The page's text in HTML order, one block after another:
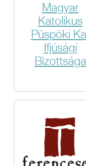
Magyar
Katolikus
Püspöki
Ifjúsági
Bizottsága